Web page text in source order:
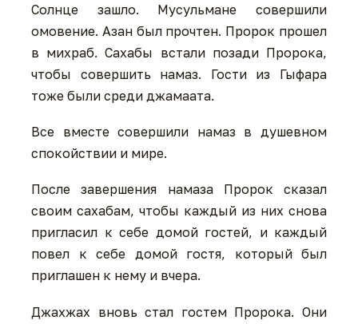
Солнце зашло. Мусульмане совершили
омовение. Азан был прочтен. Пророк прошел
в михраб. Сахабы встали позади Пророка,
чтобы совершить намаз. Гости из Гыфара
тоже были среди джамаата.
Все вместе совершили намаз в душевном
спокойствии и мире.
После завершения намаза Пророк сказал
своим сахабам, чтобы каждый из них снова
пригласил к себе домой гостей, и каждый
повел к себе домой гостя, который был
приглашен к нему и вчера.
Джахжах вновь стал гостем Пророка. Они